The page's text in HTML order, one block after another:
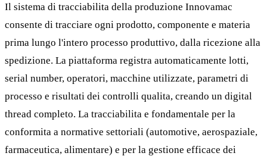
Il sistema di tracciabilita della produzione Innovamac
consente di tracciare ogni prodotto, componente e materia
prima lungo l'intero processo produttivo, dalla ricezione alla
spedizione. La piattaforma registra automaticamente lotti,
serial number, operatori, macchine utilizzate, parametri di
processo e risultati dei controlli qualita, creando un digital
thread completo. La tracciabilita e fondamentale per la
conformita a normative settoriali (automotive, aerospaziale,
farmaceutica, alimentare) e per la gestione efficace dei